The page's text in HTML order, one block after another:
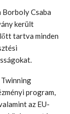
Csaba
került
tartva minden
program,
az EU-